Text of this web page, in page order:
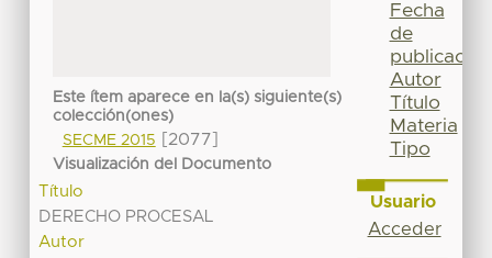
Este ítem aparece en la(s) siguiente(s)
colección(ones)
SECME 2015
[2077]
Visualización del Documento
Título
DERECHO PROCESAL
Autor
Fecha
de
publicación
Autor
Título
Materia
Tipo
Usuario
Acceder